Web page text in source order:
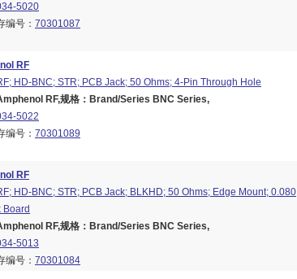
5020
编号： 70301087
RF
HD-BNC; STR; PCB Jack; 50 Ohms; 4-Pin Through Hole
RF,规格：Brand/Series BNC Series,
5022
编号： 70301089
RF
HD-BNC; STR; PCB Jack; BLKHD; 50 Ohms; Edge Mount; 0.080
Board
RF,规格：Brand/Series BNC Series,
5013
编号： 70301084